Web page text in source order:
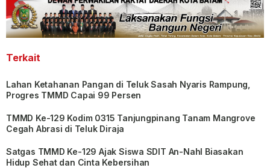
Terkait
Lahan Ketahanan Pangan di Teluk Sasah Nyaris Rampung,
Progres TMMD Capai 99 Persen
TMMD Ke-129 Kodim 0315 Tanjungpinang Tanam Mangrove
Cegah Abrasi di Teluk Diraja
Satgas TMMD Ke-129 Ajak Siswa SDIT An-Nahl Biasakan
Hidup Sehat dan Cinta Kebersihan